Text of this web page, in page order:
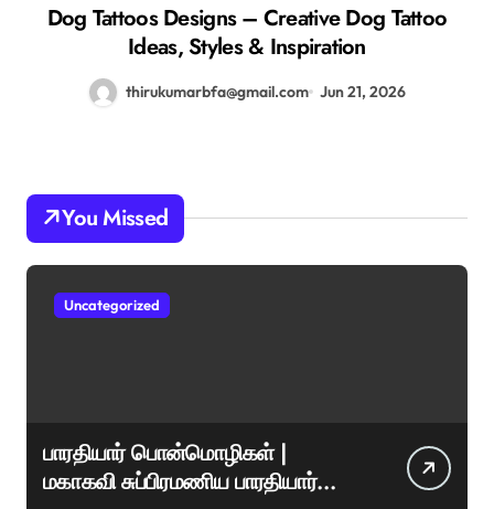
Dog Tattoos Designs – Creative Dog Tattoo
Ideas, Styles & Inspiration
thirukumarbfa@gmail.com Jun 21, 2026
You Missed
Uncategorized
பாரதியார் பொன்மொழிகள் |
மகாகவி சுப்பிரமணிய பாரதியார்